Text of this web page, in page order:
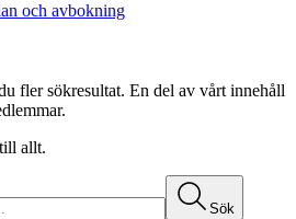
och avbokning
fler sökresultat. En del av vårt innehåll
allt.
Sök